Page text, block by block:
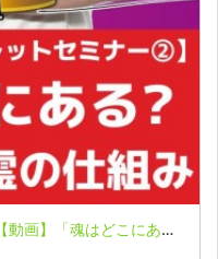
第７５回「ドクター丸山研究室」【動画】「魂はどこにあるのか？」「霊は身体に入りたがっている！その訳は…」